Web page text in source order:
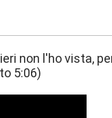
non l'ho vista,
5:06)